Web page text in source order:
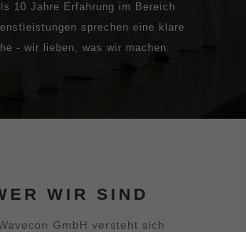
10 Jahre Erfahrung im Bereich
sprechen eine klare
- wir lieben, was wir machen.
WIR SIND
GmbH versteht sich